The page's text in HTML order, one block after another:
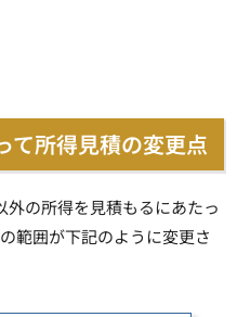
て所得見積の変更点
の所得を見積もるにあたっ
範囲が下記のように変更さ